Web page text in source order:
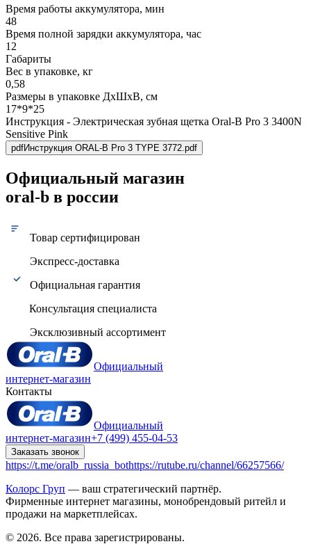
Время работы аккумулятора, мин
48
Время полной зарядки аккумулятора, час
12
Габариты
Вес в упаковке, кг
0,58
Размеры в упаковке ДxШxВ, см
17*9*25
Инструкция - Электрическая зубная щетка Oral-B Pro 3 3400N
Sensitive Pink
pdfИнструкция ORAL-B Pro 3 TYPE 3772.pdf
Официальный магазин
oral-b в россии
Товар сертифицирован
Экспресс-доставка
Официальная гарантия
Консультация специалиста
Эксклюзивный ассортимент
Официальный
интернет-магазин
Контакты
Официальный
интернет-магазин+7 (499) 455-04-53
Заказать звонок
https://t.me/oralb_russia_bothttps://rutube.ru/channel/66257566/
Колорс Груп — ваш стратегический партнёр.
Фирменные интернет магазины, монобрендовый ритейл и
продажи на маркетплейсах.
© 2026. Все права зарегистрированы.